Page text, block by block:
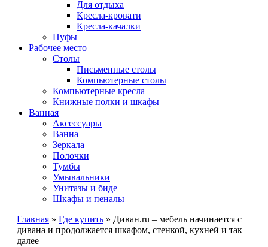
Для отдыха
Кресла-кровати
Кресла-качалки
Пуфы
Рабочее место
Столы
Письменные столы
Компьютерные столы
Компьютерные кресла
Книжные полки и шкафы
Ванная
Аксессуары
Ванна
Зеркала
Полочки
Тумбы
Умывальники
Унитазы и биде
Шкафы и пеналы
Главная » Где купить » Диван.ru – мебель начинается с
дивана и продолжается шкафом, стенкой, кухней и так
далее